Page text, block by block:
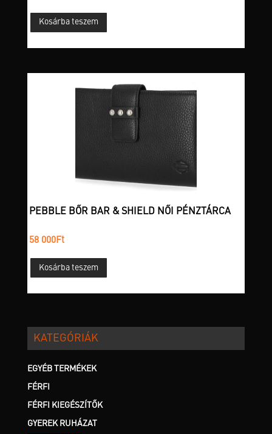
Kosárba teszem
PEBBLE BŐR BAR & SHIELD NŐI PÉNZTÁRCA
58 000Ft
Kosárba teszem
KATEGÓRIÁK
EGYÉB TERMÉKEK
FÉRFI
FÉRFI KIEGÉSZÍTŐK
GYEREK RUHÁZAT